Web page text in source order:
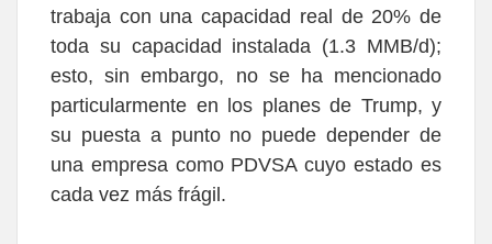
trabaja con una capacidad real de 20% de
toda su capacidad instalada (1.3 MMB/d);
esto, sin embargo, no se ha mencionado
particularmente en los planes de Trump, y
su puesta a punto no puede depender de
una empresa como PDVSA cuyo estado es
cada vez más frágil.